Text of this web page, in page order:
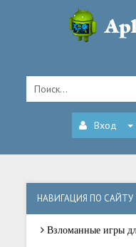
Вход
НАВИГАЦИЯ ПО САЙТУ
Взломанные игры